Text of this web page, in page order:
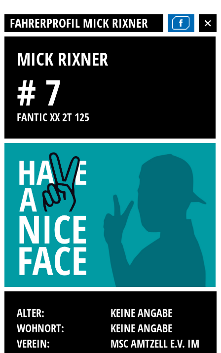
FAHRERPROFIL MICK RIXNER
MICK RIXNER
# 7
FANTIC XX 2T 125
ALTER:
KEINE ANGABE
WOHNORT:
KEINE ANGABE
VEREIN:
MSC AMTZELL E.V. IM